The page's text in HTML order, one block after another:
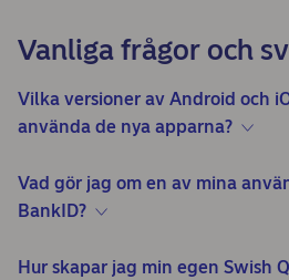
Vanliga frågor och
Vilka versioner av Android och
använda de nya apparna?
Vad gör jag om en av mina
BankID?
Hur skapar jag min egen Swish